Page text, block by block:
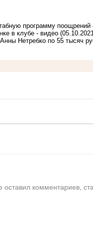
программу поощрений
в клубе - видео
Нетребко по 55 тысяч
оставил комментариев,